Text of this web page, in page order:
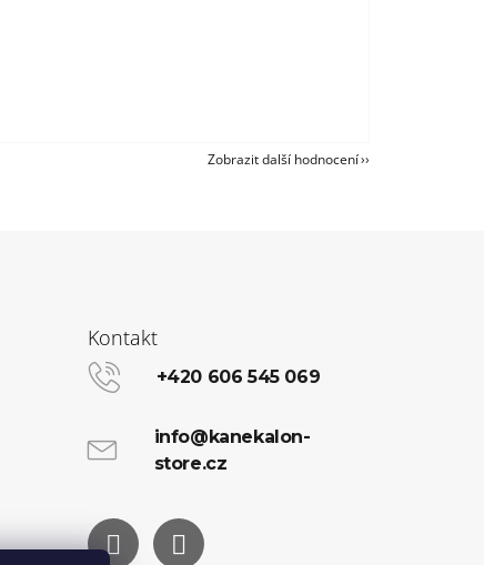
Zobrazit další hodnocení
Kontakt
+420 606 545 069
info@kanekalon-
store.cz